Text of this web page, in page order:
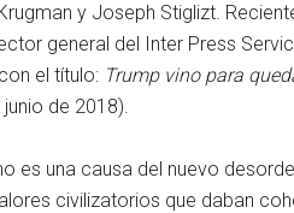
y Joseph Stiglizt.
general del Inter Press
el título: Trump vino para
de 2018).
es una causa del nuevo
civilizatorios que daban